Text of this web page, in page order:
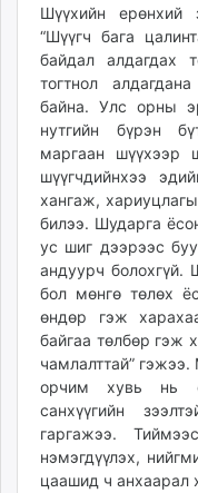
Шүүхийн ерөнхий
“Шүүгч бага
байдал алдагдах
тогтнол
байна. Улс орны
нутгийн бүрэн
маргаан шүүхээр
шүүгчдийнхээ
хангаж,
билээ. Шударга
ус шиг дээрээс
андуурч болохгүй.
бол мөнгө төлөх
өндөр гэж
байгаа төлбөр гэж
чамлалттай”
орчим хувь нь
санхүүгийн
гаргажээ.
нэмэгдүүлэх,
цаашид ч анхаарал